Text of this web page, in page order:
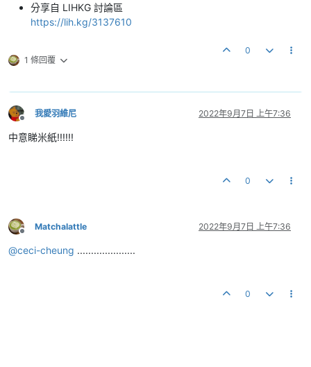
分享自 LIHKG 討論區
https://lih.kg/3137610
1 條回覆
0
離線
我愛羽維尼 2022年9月7日 上午7:36
中意睇米紙!!!!!!
0
離線
Matchalattle 2022年9月7日 上午7:36
@ceci-cheung .....................
0